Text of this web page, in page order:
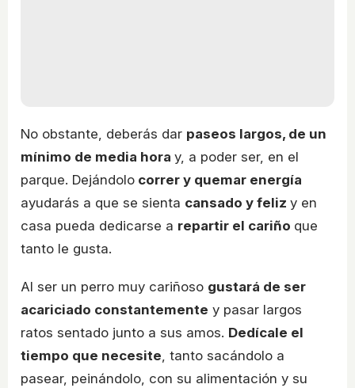
No obstante, deberás dar paseos largos, de un
mínimo de media hora y, a poder ser, en el
parque. Dejándolo correr y quemar energía
ayudarás a que se sienta cansado y feliz y en
casa pueda dedicarse a repartir el cariño que
tanto le gusta.
Al ser un perro muy cariñoso gustará de ser
acariciado constantemente y pasar largos
ratos sentado junto a sus amos. Dedícale el
tiempo que necesite, tanto sacándolo a
pasear, peinándolo, con su alimentación y su